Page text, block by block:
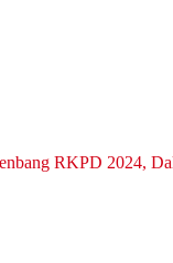
RKPD 2024,